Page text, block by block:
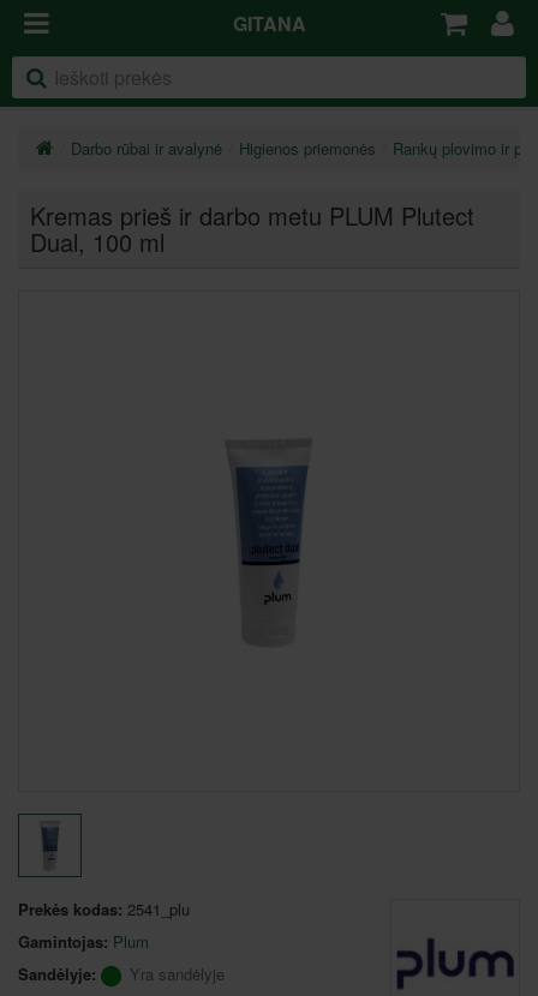
GITANA
Darbo rūbai ir avalynė Higienos priemonės Rankų plovimo ir
Kremas prieš ir darbo metu PLUM Plutect
Dual, 100 ml
Prekės kodas: 2541_plu
Gamintojas: Plum
Sandėlyje:
Yra sandėlyje